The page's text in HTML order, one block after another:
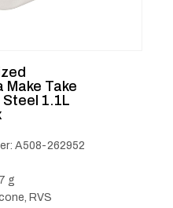
Make Take
1.1L
A508-262952
g
RVS